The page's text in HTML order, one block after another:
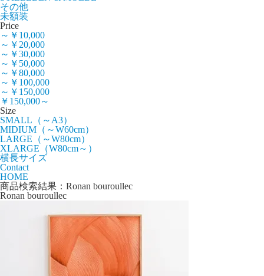
その他
未額装
Price
～￥10,000
～￥20,000
～￥30,000
～￥50,000
～￥80,000
～￥100,000
～￥150,000
￥150,000～
Size
SMALL（～A3）
MIDIUM（～W60cm）
LARGE（～W80cm）
XLARGE（W80cm～）
横長サイズ
Contact
HOME
商品検索結果：Ronan bouroullec
Ronan bouroullec